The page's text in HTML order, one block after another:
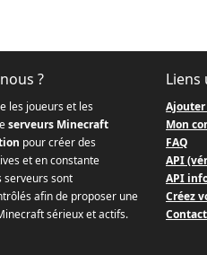
?
les joueurs et les
serveurs Minecraft
pour créer des
et en constante
serveurs sont
afin de proposer une
sérieux et actifs.
Liens
Mon
FAQ
API
API
Créez
Contact